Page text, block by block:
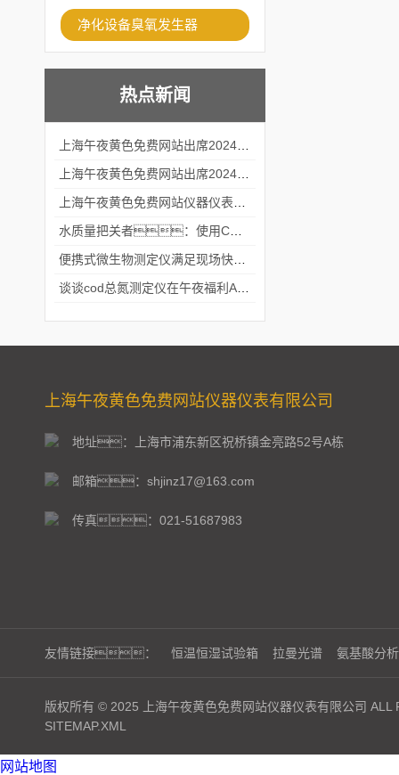
净化设备臭氧发生器
热点新闻
上海午夜黄色免费网站仪器仪表有限公司
地址：上海市浦东新区祝桥镇金亮路52号A栋
邮箱：shjinz17@163.com
传真：021-51687983
友情链接： 恒温恒湿试验箱 拉曼光谱 氨基酸分
版权所有 © 2025 上海午夜黄色免费网站仪器仪表有限公司 ALL
SITEMAP.XML
网站地图